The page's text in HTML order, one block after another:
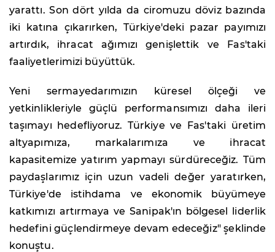
yarattı. Son dört yılda da ciromuzu döviz bazında
iki katına çıkarırken, Türkiye'deki pazar payımızı
artırdık, ihracat ağımızı genişlettik ve Fas'taki
faaliyetlerimizi büyüttük.
Yeni sermayedarımızın küresel ölçeği ve
yetkinlikleriyle güçlü performansımızı daha ileri
taşımayı hedefliyoruz. Türkiye ve Fas'taki üretim
altyapımıza, markalarımıza ve ihracat
kapasitemize yatırım yapmayı sürdüreceğiz. Tüm
paydaşlarımız için uzun vadeli değer yaratırken,
Türkiye'de istihdama ve ekonomik büyümeye
katkımızı artırmaya ve Sanipak'ın bölgesel liderlik
hedefini güçlendirmeye devam edeceğiz" şeklinde
konuştu.